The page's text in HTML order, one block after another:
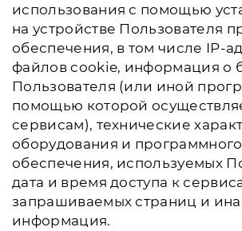
использования с помощью
на устройстве Пользователя
обеспечения, в том числе IP-
файлов cookie, информация о
Пользователя (или иной
помощью которой
сервисам), технические
оборудования и программного
обеспечения, используемых
дата и время доступа к
запрашиваемых страниц и
информация.